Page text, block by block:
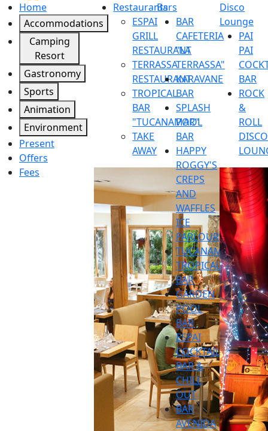
Home
Accommodations
Camping
Resort
Gastronomy
Sports
Animation
Environment
Present
Offers
Fees
Restaurants
ESPAI
GRILL
RESTAURANT
TERRASSA
RESTAURANT
TROPICAL
BAR
"TUCANAMAR"
TAKE
AWAY
Bars
BAR
CAFETERIA
"LA
TERRASSA"
KARAVANE
BAR
SPLASH
POOL
BAR
HAPPY
ROGGY'S
CREPS
AND
WAFFLES
ICE
PARLOUR
TUCANAMAR
TROPICAL
BAR
GARDEN
POOL
BAR
ESPAI
COCKTAIL
BAR &
CHILL
OUT
BAR
AVENIDA
Disco
Lounge
PAI
PAI
BAR
ROCK
&
ROLL
DISCO